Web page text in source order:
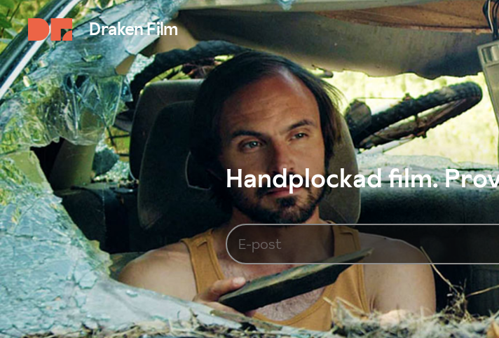
Draken Film
Handplockad film.